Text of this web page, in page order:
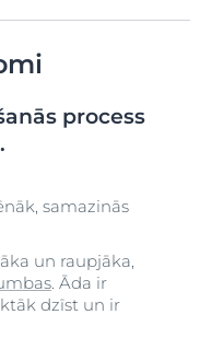
process
samazinās
un raupjāka,
. Āda ir
dzīst un ir